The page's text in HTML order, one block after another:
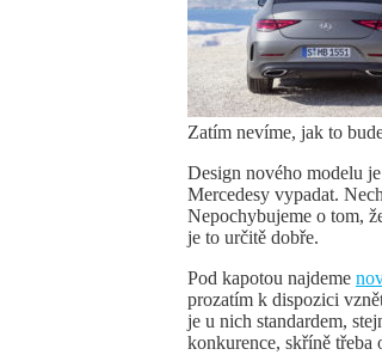
Zatím nevíme, jak to
Design nového modelu
Mercedesy vypadat.
Nepochybujeme o tom,
je to určitě dobře.
Pod kapotou najdeme
prozatím k dispozici
je u nich standardem,
konkurence, skříně třeba